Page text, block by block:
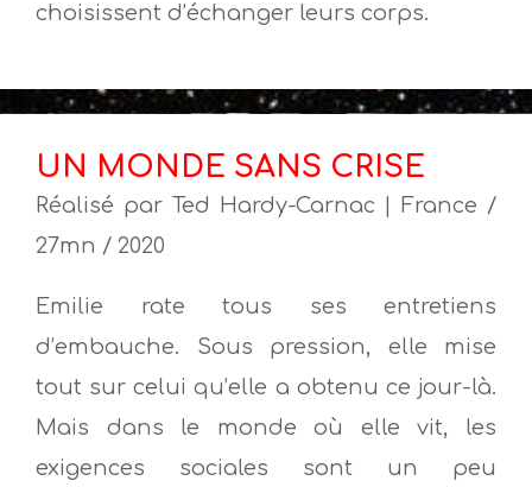
choisissent d’échanger leurs corps.
UN MONDE SANS CRISE
Réalisé par Ted Hardy-Carnac | France /
27mn / 2020
Emilie rate tous ses entretiens
d’embauche. Sous pression, elle mise
tout sur celui qu’elle a obtenu ce jour-là.
Mais dans le monde où elle vit, les
exigences sociales sont un peu